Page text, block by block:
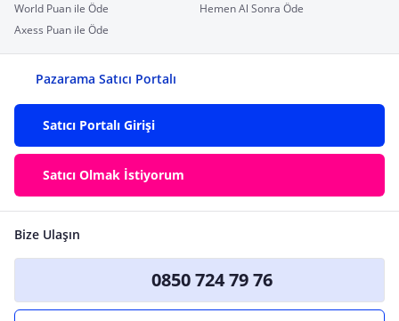
World Puan ile Öde
Hemen Al Sonra Öde
Axess Puan ile Öde
Pazarama Satıcı Portalı
Satıcı Portalı Girişi
Satıcı Olmak İstiyorum
Bize Ulaşın
0850 724 79 76